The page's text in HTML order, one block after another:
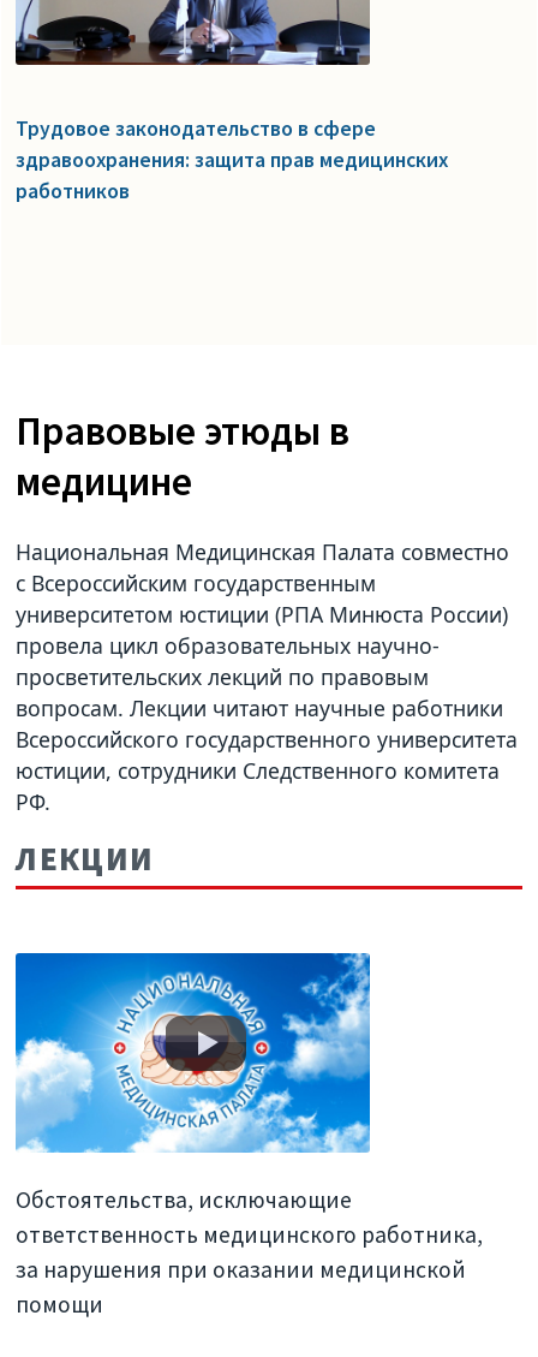
Трудовое законодательство в сфере
здравоохранения: защита прав медицинских
работников
Правовые этюды в
медицине
Национальная Медицинская Палата совместно
с Всероссийским государственным
университетом юстиции (РПА Минюста России)
провела цикл образовательных научно-
просветительских лекций по правовым
вопросам. Лекции читают научные работники
Всероссийского государственного университета
юстиции, сотрудники Следственного комитета
РФ.
ЛЕКЦИИ
Обстоятельства, исключающие
ответственность медицинского работника,
за нарушения при оказании медицинской
помощи